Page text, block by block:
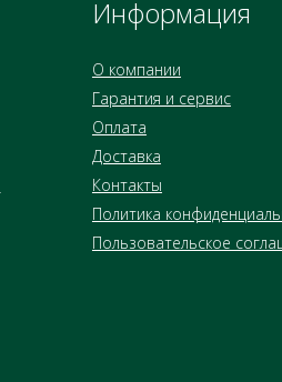
Информация
О компании
Гарантия и сервис
Оплата
Доставка
Контакты
Политика
Пользовательское